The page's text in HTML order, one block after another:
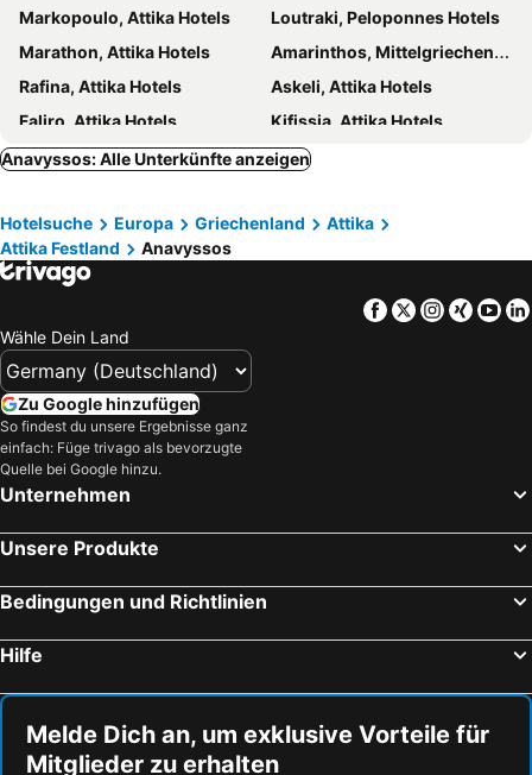
Aegaleo
Aerides
Yannis Tsarouchis: Studies for 17 themes
Hard Rock Cafe
Panagía Gorgoepíkoös & Agios Elefthérios
Brexiza
Markopoulo, Attika Hotels
Loutraki, Peloponnes Hotels
Marathon, Attika Hotels
Amarinthos, Mittelgriechenland Hotels
Rafina, Attika Hotels
Askeli, Attika Hotels
Faliro, Attika Hotels
Kifissia, Attika Hotels
Sounio, Attika Hotels
Chalkida, Mittelgriechenland Hotels
Hermoupolis, Südliche Ägäis Hotels
Oropos, Attika Hotels
Skala, Attika Hotels
Alimos, Attika Hotels
Galissas, Südliche Ägäis Hotels
Athen, Attika Hotels
Piräus, Attika Hotels
Eretria, Mittelgriechenland Hotels
Aegina City, Attika Hotels
Spata, Attika Hotels
Vouliagmeni, Attika Hotels
Chersonissos, Kreta Hotels
Kardamena, Südliche Ägäis Hotels
Rethymnon, Kreta Hotels
Malia, Kreta Hotels
Anavyssos: Alle Unterkünfte anzeigen
Hotelsuche Europa Griechenland
Attika
Attika Festland
Anavyssos
Facebook
TwitterXing
Wähle Dein Land
Zu Google hinzufügen
So findest du unsere Ergebnisse ganz
einfach: Füge trivago als bevorzugte
Quelle bei Google hinzu.
Unternehmen
Unsere Produkte
Bedingungen und Richtlinien
Hilfe
Melde Dich an, um exklusive Vorteile für
Mitglieder zu erhalten